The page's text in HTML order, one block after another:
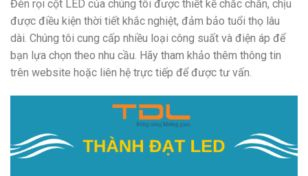
Đèn rọi cột LED của chúng tôi được thiết kế chắc chắn, chịu
được điều kiện thời tiết khắc nghiệt, đảm bảo tuổi thọ lâu
dài. Chúng tôi cung cấp nhiều loại công suất và điện áp để
bạn lựa chọn theo nhu cầu. Hãy tham khảo thêm thông tin
trên website hoặc liên hệ trực tiếp để được tư vấn.